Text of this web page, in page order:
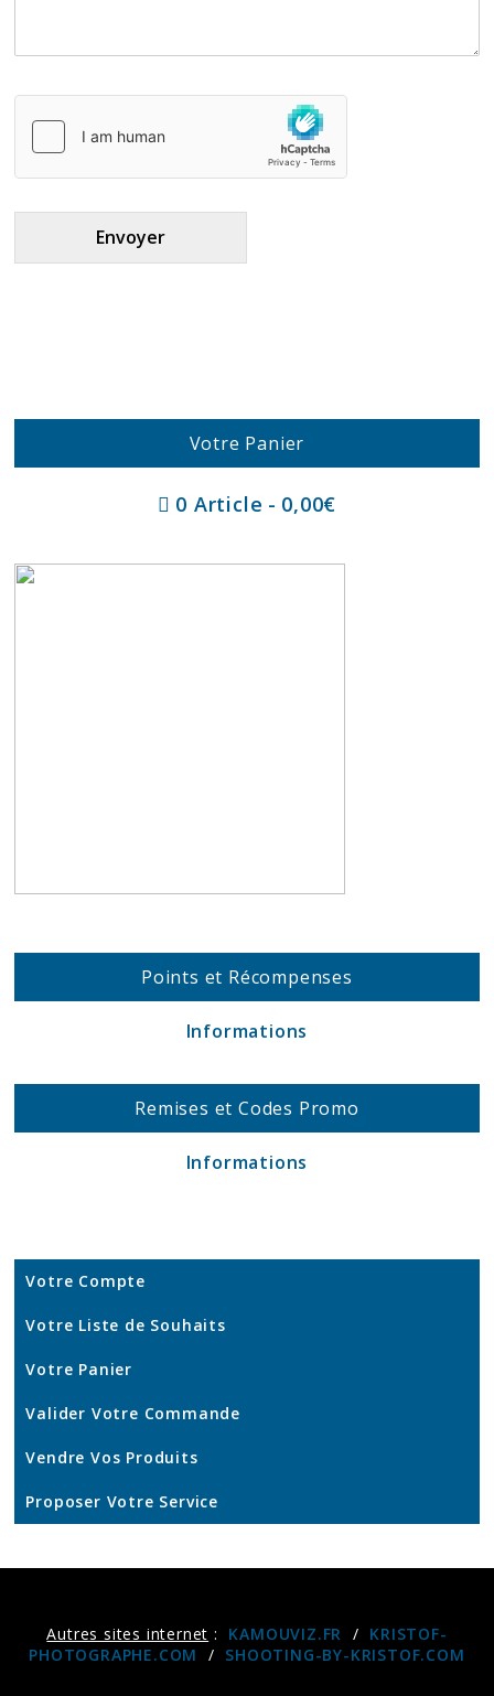
Envoyer
Votre Panier
0 Article 0,00€
Points et Récompenses
Informations
Remises et Codes Promo
Informations
Votre Compte
Votre Liste de Souhaits
Votre Panier
Valider Votre Commande
Vendre Vos Produits
Proposer Votre Service
Autres sites internet : KAMOUVIZ.FR / KRISTOF-
PHOTOGRAPHE.COM
/ SHOOTING-BY-KRISTOF.COM